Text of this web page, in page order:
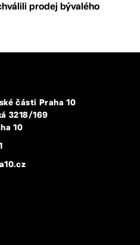
prodej bývalého
části Praha 10
3218/169
10